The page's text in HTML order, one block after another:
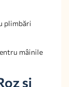
plimbări
mâinile
si